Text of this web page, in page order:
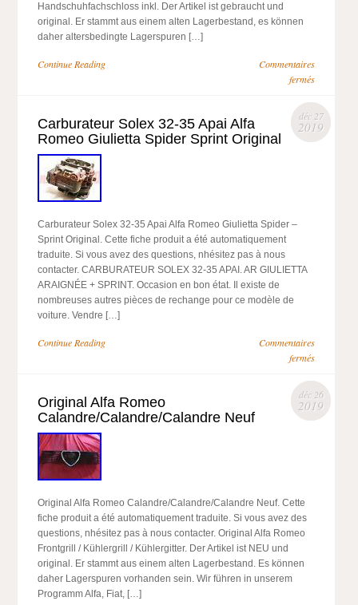
Handschuhfachschloss inkl. Der Artikel ist gebraucht und
original. Er stammt aus einem alten Lagerbestand, es können
daher altersbedingte Lagerspuren […]
Continue Reading
Commentaires
fermés
déc 27
2019
Carburateur Solex 32-35 Apai Alfa
Romeo Giulietta Spider Sprint Original
Carburateur Solex 32-35 Apai Alfa Romeo Giulietta Spider –
Sprint Original. Cette fiche produit a été automatiquement
traduite. Si vous avez des questions, nhésitez pas à nous
contacter. CARBURATEUR SOLEX 32-35 APAI. AR GIULIETTA
ARAIGNÉE + SPRINT. Occasion en bon état. Il existe de
nombreuses autres pièces de rechange pour ce modèle de
voiture. Vendre […]
Continue Reading
Commentaires
fermés
déc 26
2019
Original Alfa Romeo
Calandre/Calandre/Calandre Neuf
Original Alfa Romeo Calandre/Calandre/Calandre Neuf. Cette
fiche produit a été automatiquement traduite. Si vous avez des
questions, nhésitez pas à nous contacter. Original Alfa Romeo
Frontgrill / Kühlergrill / Kühlergitter. Der Artikel ist NEU und
original. Er stammt aus einem alten Lagerbestand. Es können
daher Lagerspuren vorhanden sein. Wir führen in unserem
Programm Alfa, Fiat, […]